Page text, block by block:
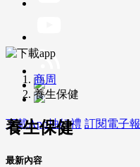
下載App抽好禮 訂閱電子報
商周
養生保健
養生保健
最新內容